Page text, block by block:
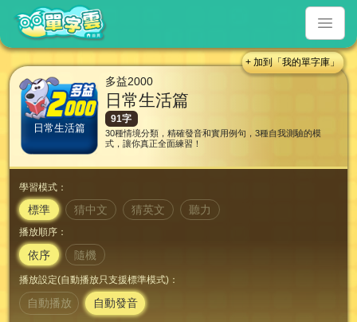
+ 加到「我的單字庫」
日常生活篇
多益2000
日常生活篇
91字
30種情境分類，精確發音和實用例句，3種自我測驗的模
式，讓你真正全面練習！
學習模式：
標準 猜中文 猜英文 聽力
播放順序：
依序 隨機
播放設定(自動播放只支援標準模式)：
自動播放 自動發音